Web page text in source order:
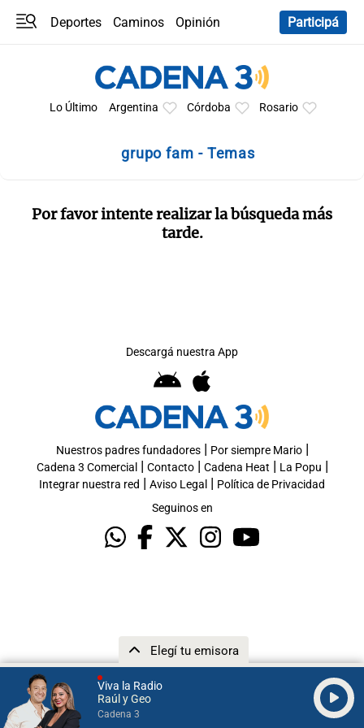
Viva la Radio
Raúl y Geo
Cadena 3
Elegí tu emisora
Deportes Caminos
Opinión
Participá
Lo Último Argentina Córdoba Rosario
grupo fam - Temas
Por favor intente realizar la búsqueda más
tarde.
Descargá nuestra App
Nuestros padres fundadores| Por siempre Mario|
Cadena 3 Comercial | Contacto| Cadena Heat | La Popu |
Integrar nuestra red | Aviso Legal | Política de Privacidad
Seguinos en